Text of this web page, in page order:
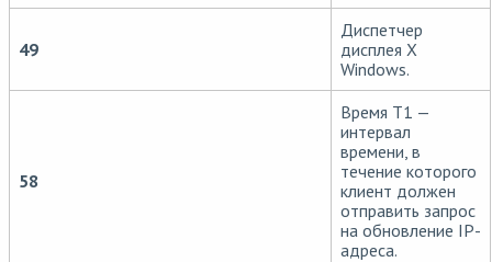
49
Диспетчер
дисплея X
Windows.
58
Время Т1 —
интервал
времени, в
течение которого
клиент должен
отправить запрос
на обновление IP-
адреса.